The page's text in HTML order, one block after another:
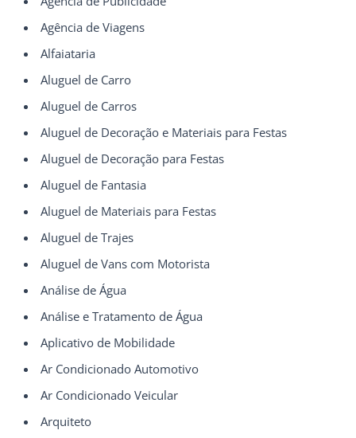
Agência de Viagens
Alfaiataria
Aluguel de Carro
Aluguel de Carros
Aluguel de Decoração e Materiais para Festas
Aluguel de Decoração para Festas
Aluguel de Fantasia
Aluguel de Materiais para Festas
Aluguel de Trajes
Aluguel de Vans com Motorista
Análise de Água
Análise e Tratamento de Água
Aplicativo de Mobilidade
Ar Condicionado Automotivo
Ar Condicionado Veicular
Arquiteto